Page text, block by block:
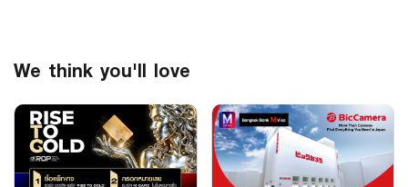
We think you'll love